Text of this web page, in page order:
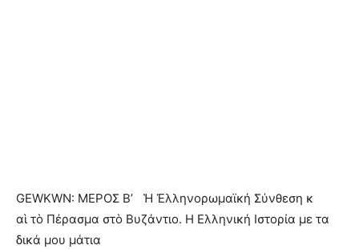
GEWKWN: ΜΕΡΟΣ Β’ Ἡ Ἐλληνορωμαϊκή Σύνθεση κ
αὶ τὸ Πέρασμα στὸ Βυζάντιο. Η Ελληνική Ιστορία με τα
δικά μου μάτια